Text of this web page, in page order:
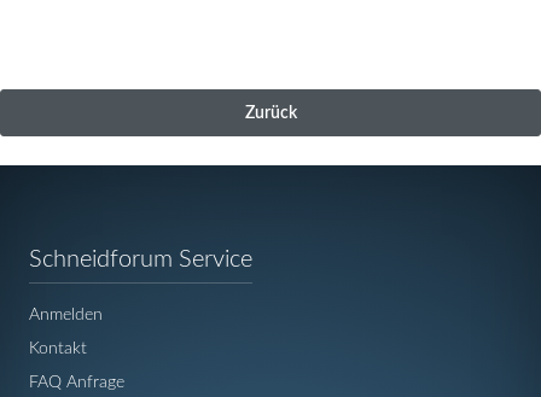
Zurück
Schneidforum Service
Anmelden
Kontakt
FAQ Anfrage